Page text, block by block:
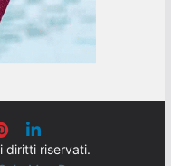
diritti riservati.